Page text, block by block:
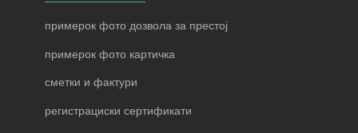
примерок фото дозвола за престој
примерок фото картичка
сметки и фактури
регистрациски сертификати